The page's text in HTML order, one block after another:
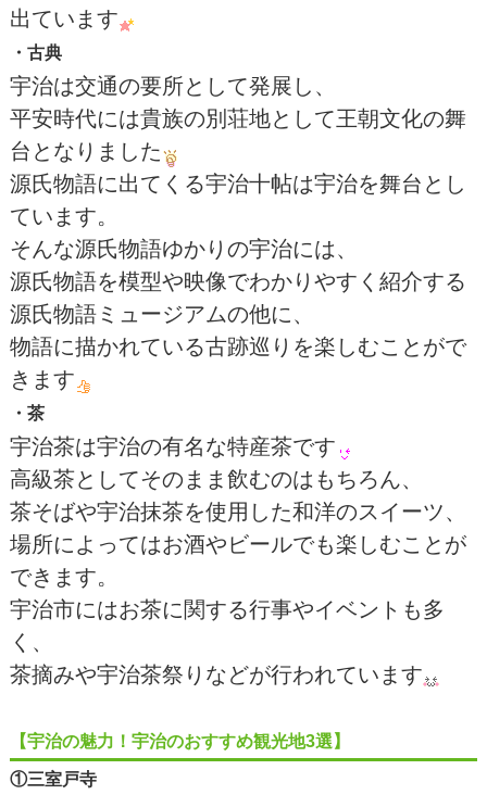
出ています
・古典
宇治は交通の要所として発展し、
平安時代には貴族の別荘地として王朝文化の舞
台となりました
源氏物語に出てくる宇治十帖は宇治を舞台とし
ています。
そんな源氏物語ゆかりの宇治には、
源氏物語を模型や映像でわかりやすく紹介する
源氏物語ミュージアムの他に、
物語に描かれている古跡巡りを楽しむことがで
きます
・茶
宇治茶は宇治の有名な特産茶です
高級茶としてそのまま飲むのはもちろん、
茶そばや宇治抹茶を使用した和洋のスイーツ、
場所によってはお酒やビールでも楽しむことが
できます。
宇治市にはお茶に関する行事やイベントも多
く、
茶摘みや宇治茶祭りなどが行われています
【宇治の魅力！宇治のおすすめ観光地3選】
①三室戸寺